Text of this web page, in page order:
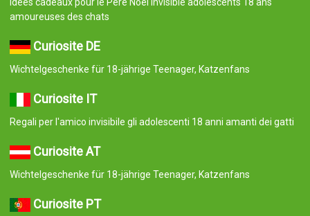
amoureuses des chats
Curiosite DE
Wichtelgeschenke für 18-jährige Teenager, Katzenfans
Curiosite IT
Regali per l'amico invisibile gli adolescenti 18 anni amanti dei gatti
Curiosite AT
Wichtelgeschenke für 18-jährige Teenager, Katzenfans
Curiosite PT